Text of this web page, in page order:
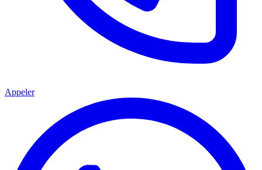
Appeler